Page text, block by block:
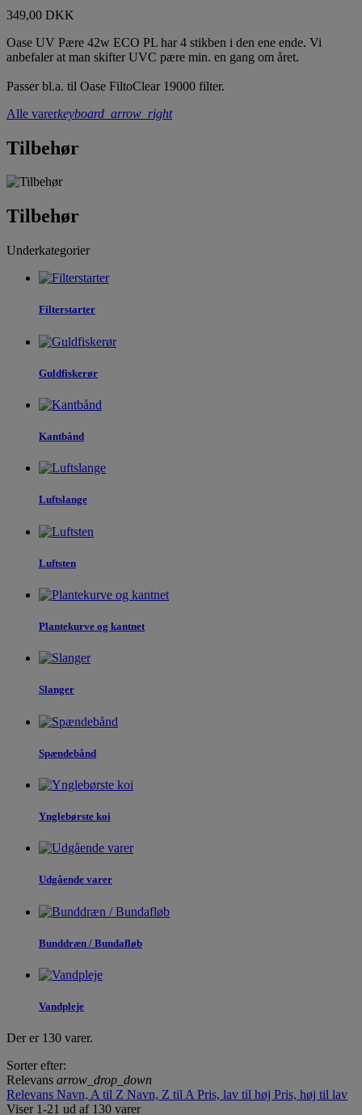
349,00 DKK
Oase UV Pære 42w ECO PL har 4 stikben i den ene ende. Vi
anbefaler at man skifter UVC pære min. en gang om året.
Passer bl.a. til Oase FiltoClear 19000 filter.
Alle varerkeyboard_arrow_right
Tilbehør
Tilbehør
Underkategorier
Filterstarter
Guldfiskerør
Kantbånd
Luftslange
Luftsten
Plantekurve og kantnet
Slanger
Spændebånd
Ynglebørste koi
Udgående varer
Bunddræn / Bundafløb
Vandpleje
Der er 130 varer.
Sorter efter:
Relevans arrow_drop_down
Relevans Navn, A til Z Navn, Z til A Pris, lav til høj Pris, høj til lav
Viser 1-21 ud af 130 varer